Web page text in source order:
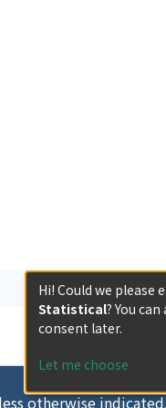
otherwise
Hi! Could we please
Statistical? You
consent later.
Let me choose